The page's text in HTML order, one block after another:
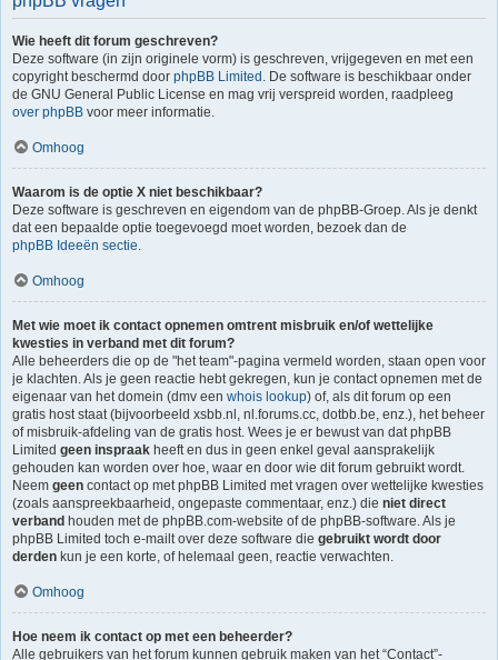
Wie heeft dit forum geschreven?
Deze software (in zijn originele vorm) is geschreven, vrijgegeven en met een
copyright beschermd door phpBB Limited . De software is beschikbaar onder
de GNU General Public License en mag vrij verspreid worden, raadpleeg
over phpBB voor meer informatie.
Omhoog
Waarom is de optie X niet beschikbaar?
Deze software is geschreven en eigendom van de phpBB-Groep. Als je denkt
dat een bepaalde optie toegevoegd moet worden, bezoek dan de
phpBB Ideeën sectie.
Omhoog
Met wie moet ik contact opnemen omtrent misbruik en/of wettelijke
kwesties in verband met dit forum?
Alle beheerders die op de "het team"-pagina vermeld worden, staan open voor
je klachten. Als je geen reactie hebt gekregen, kun je contact opnemen met de
eigenaar van het domein (dmv een whois lookup) of, als dit forum op een
gratis host staat (bijvoorbeeld xsbb.nl, nl.forums.cc, dotbb.be, enz.), het beheer
of misbruik-afdeling van de gratis host. Wees je er bewust van dat phpBB
Limited geen inspraak heeft en dus in geen enkel geval aansprakelijk
gehouden kan worden over hoe, waar en door wie dit forum gebruikt wordt.
Neem geen contact op met phpBB Limited met vragen over wettelijke kwesties
(zoals aanspreekbaarheid, ongepaste commentaar, enz.) die niet direct
verband houden met de phpBB.com-website of de phpBB-software. Als je
phpBB Limited toch e-mailt over deze software die gebruikt wordt door
derden kun je een korte, of helemaal geen, reactie verwachten.
Omhoog
Hoe neem ik contact op met een beheerder?
Alle gebruikers van het forum kunnen gebruik maken van het “Contact”-